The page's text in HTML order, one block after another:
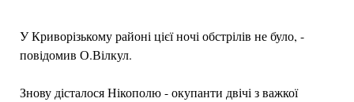
У Криворізькому районі цієї ночі обстрілів не було, -
повідомив О.Вілкул.
Знову дісталося Нікополю - окупанти двічі з важкої